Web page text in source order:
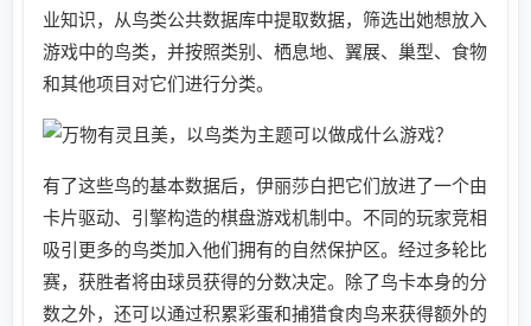
业知识，从鸟类公共数据库中提取数据，筛选出她想放入
游戏中的鸟类，并按照类别、栖息地、翼展、巢型、食物
和其他项目对它们进行分类。
有了这些鸟的基本数据后，伊丽莎白把它们放进了一个由
卡片驱动、引擎构造的棋盘游戏机制中。不同的玩家竞相
吸引更多的鸟类加入他们拥有的自然保护区。经过多轮比
赛，获胜者将由球员获得的分数决定。除了鸟卡本身的分
数之外，还可以通过积累彩蛋和捕猎食肉鸟来获得额外的